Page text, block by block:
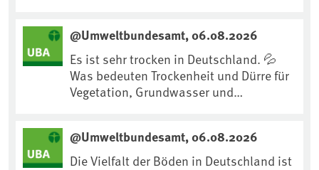
https://www.ardsounds.de/episode/urn
:ard:episode:0e7cf1c4b819c26d/
@Umweltbundesamt, 06.08.2026
Es ist sehr trocken in Deutschland. 💦
Was bedeuten Trockenheit und Dürre für
Vegetation, Grundwasser und
anpassen?🤔Antworten auf diese und
weitere Fragen auf unserer Webseite:
@Umweltbundesamt, 06.08.2026
Die Vielfalt der Böden in Deutschland ist